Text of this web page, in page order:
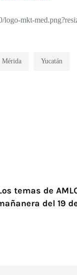
Mérida Yucatán
temas de
del 19